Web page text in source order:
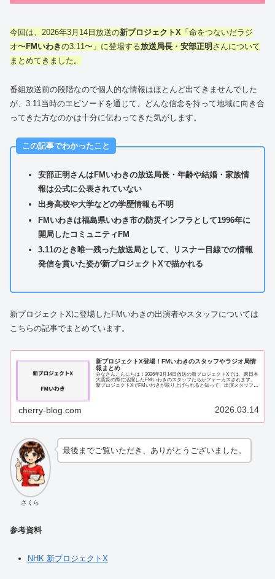
今回は、2026年3月14日放送の新プロジェクトX 「命をつないだラジ
オ〜 FMいわきの3.11〜」に登場する放送局長 ・ 安部正明 さんについて
まとめてきました。
番組放送前の段階なので個人的な情報はほとんど出てきませんでした
が、3.11当時のエピソードを通じて、どんな信念を持って地域に向き合
ってきた方なのかは十分に伝わってきた気がします。
この記事でわかったこと
安部正明さんはFMいわきの放送局長・年齢や結婚・家族情
報は公式に公表されていない
出身高校や大学などの学歴情報も不明
FMいわきは福島県いわき市の防災インフラとして1996年に
開局したコミュニティFM
3.11のとき唯一残った放送局として、リスナー目線での情報
発信を貫いた姿が新プロジェクトXで描かれる
新プロジェクトXに登場したFMいわきの出演者やスタッフについては
こちらの記事でまとめています。
新プロジェクトX登場！FMいわきのスタッフやラジオ局情
報まとめ
みなさんこんにちは！2026年3月14日放送の新プロジェクトXでは、東日本
大震災の際に活躍したFMいわきのスタッフたちがフォーカスされます。
新プロジェクトXでFMいわきが取り上げられると知って、出演スタッフや
cherry-blog.com 2026.03.14
さくら
最後までご覧いただき、ありがとうございました。
参考資料
NHK 新プロジェクトX